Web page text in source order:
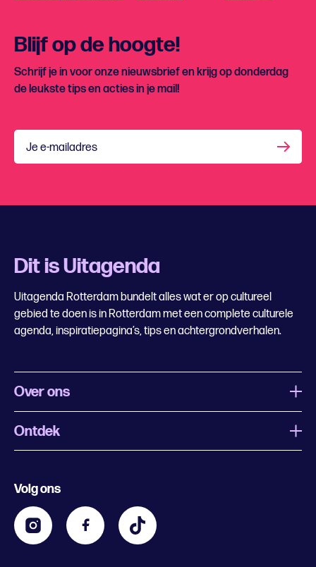
Blijf op de hoogte!
Schrijf je in voor onze nieuwsbrief en krijg op donderdag
de leukste tips en acties in je mail!
Je e-mailadres
Dit is Uitagenda
Uitagenda Rotterdam bundelt alles wat er op cultureel
gebied te doen is in Rotterdam met een complete culturele
agenda, inspiratiepagina’s, tips en achtergrondverhalen.
Over ons
Wat is Uitagenda Rotterdam
Contact
Zakelijk
Ontdek
Kids
Volg ons